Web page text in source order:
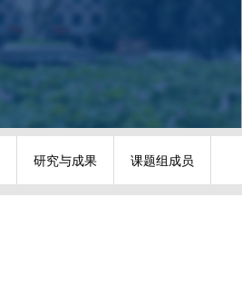
研究与成果 课题组成员